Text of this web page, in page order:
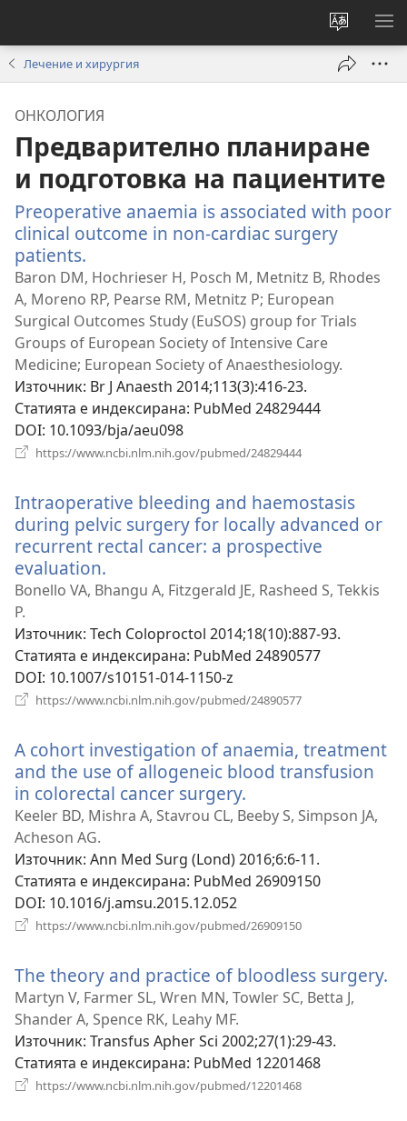
Смени
езика
на
Лечение и хирургия
ОНКОЛОГИЯ
Предварително планиране
и подготовка на пациентите
Preoperative anaemia is associated with poor
clinical outcome in non-cardiac surgery
patients.
нов
прозорец)
Baron DM, Hochrieser H, Posch M, Metnitz B, Rhodes
A, Moreno RP, Pearse RM, Metnitz P; European
Surgical Outcomes Study (EuSOS) group for Trials
Groups of European Society of Intensive Care
Medicine; European Society of Anaesthesiology.
Източник‎: Br J Anaesth 2014;113(3):416-23.
Статията е индексирана‎: PubMed 24829444
DOI‎: 10.1093/bja/aeu098
https://www.ncbi.nlm.nih.gov/pubmed/24829444
Intraoperative bleeding and haemostasis
during pelvic surgery for locally advanced or
recurrent rectal cancer: a prospective
evaluation.
нов
Bonello VA, Bhangu A, Fitzgerald JE, Rasheed S, Tekkis
P.
Източник‎: Tech Coloproctol 2014;18(10):887-93.
Статията е индексирана‎: PubMed 24890577
DOI‎: 10.1007/s10151-014-1150-z
https://www.ncbi.nlm.nih.gov/pubmed/24890577
A cohort investigation of anaemia, treatment
and the use of allogeneic blood transfusion
in colorectal cancer surgery.
нов
Keeler BD, Mishra A, Stavrou CL, Beeby S, Simpson JA,
Acheson AG.
Източник‎: Ann Med Surg (Lond) 2016;6:6-11.
Статията е индексирана‎: PubMed 26909150
DOI‎: 10.1016/j.amsu.2015.12.052
https://www.ncbi.nlm.nih.gov/pubmed/26909150
The theory and practice of bloodless surgery.
Martyn V, Farmer SL, Wren MN, Towler SC, Betta J,
Shander A, Spence RK, Leahy MF.
Източник‎: Transfus Apher Sci 2002;27(1):29-43.
Статията е индексирана‎: PubMed 12201468
https://www.ncbi.nlm.nih.gov/pubmed/12201468